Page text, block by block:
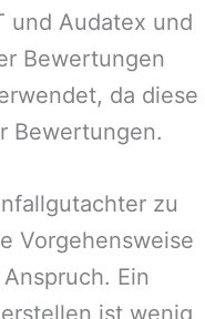
und Audatex und
Bewertungen
da diese
Bewertungen.
zu
Vorgehensweise
Ein
ist wenig